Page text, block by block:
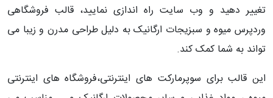
تغییر دهید و وب سایت راه اندازی نمایید، قالب فروشگاهی
وردپرس میوه و سبزیجات ارگانیک به دلیل طراحی مدرن و زیبا می
تواند به شما کمک کند.
این قالب برای سوپرمارکت های اینترنتی،فروشگاه های اینترنتی